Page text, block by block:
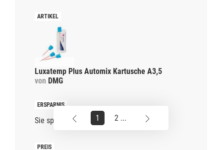
Luxatemp Plus Automix Kartusche A3,5
von DMG
Sie sparen 38% 1 2 ...